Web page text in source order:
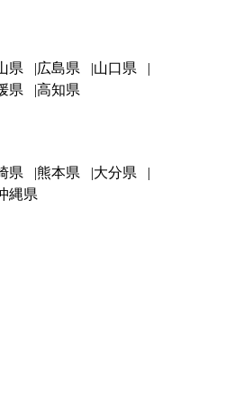
県 広島県
山口県
県 高知県
県 熊本県
大分県
縄県